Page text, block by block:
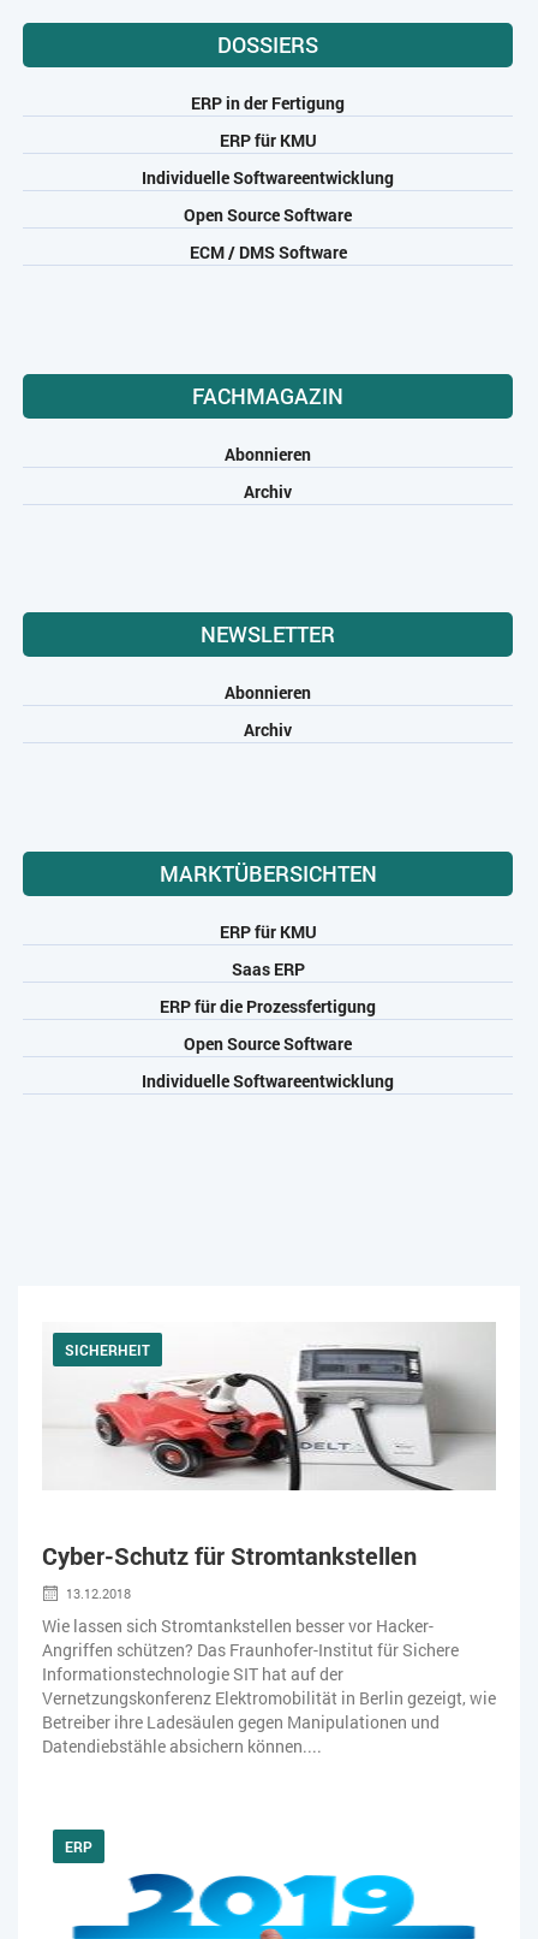
DOSSIERS
ERP in der Fertigung
ERP für KMU
Individuelle Softwareentwicklung
Open Source Software
ECM / DMS Software
FACHMAGAZIN
Abonnieren
Archiv
NEWSLETTER
Abonnieren
Archiv
MARKTÜBERSICHTEN
ERP für KMU
Saas ERP
ERP für die Prozessfertigung
Open Source Software
Individuelle Softwareentwicklung
SICHERHEIT
Cyber-Schutz für Stromtankstellen
13.12.2018
Wie lassen sich Stromtankstellen besser vor Hacker-
Angriffen schützen? Das Fraunhofer-Institut für Sichere
Informationstechnologie SIT hat auf der
Vernetzungskonferenz Elektromobilität in Berlin gezeigt, wie
Betreiber ihre Ladesäulen gegen Manipulationen und
Datendiebstähle absichern können....
ERP